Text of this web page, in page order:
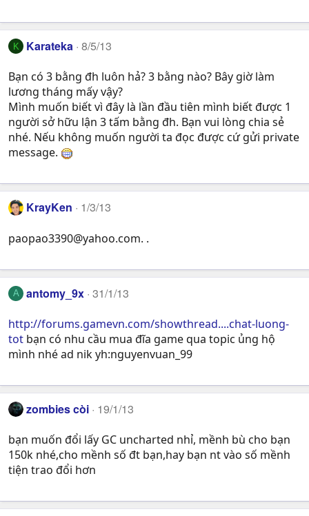
K Karateka 8/5/13
Bạn có 3 bằng đh luôn hả? 3 bằng nào? Bây giờ làm
lương tháng mấy vậy?
Mình muốn biết vì đây là lần đầu tiên mình biết được 1
người sở hữu lận 3 tấm bằng đh. Bạn vui lòng chia sẻ
nhé. Nếu không muốn người ta đọc được cứ gửi private
message.
KrayKen 1/3/13
paopao3390@yahoo.com. .
A antomy_9x 31/1/13
http://forums.gamevn.com/showthread....chat-luong-
tot bạn có nhu cầu mua đĩa game qua topic ủng hộ
mình nhé ad nik yh:nguyenvuan_99
zombies còi 19/1/13
bạn muốn đổi lấy GC uncharted nhỉ, mềnh bù cho bạn
150k nhé,cho mềnh số đt bạn,hay bạn nt vào số mềnh
tiện trao đổi hơn